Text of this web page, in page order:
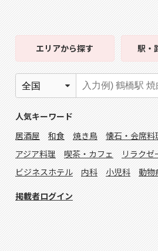
エリアから探す 駅・
人気キーワード
居酒屋
和食 焼き鳥 懐石・会席料
アジア料理
喫茶・カフェ リラクゼ
ビジネスホテル
内科 小児科 動物
掲載者ログイン